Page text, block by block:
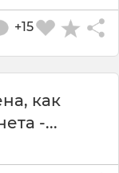
+15
как
-...